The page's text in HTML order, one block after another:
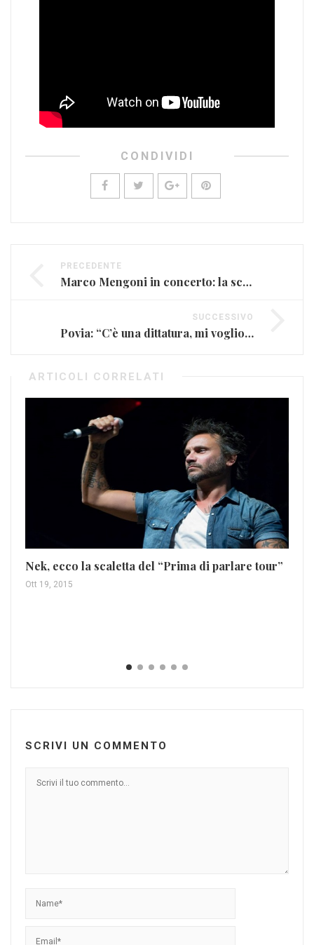
CONDIVIDI
PRECEDENTE
Marco Mengoni in concerto: la scaletta del #MengoniLive2015
SUCCESSIVO
Povia: “C’è una dittatura, mi vogliono mettere in cattiva luce”
ARTICOLI CORRELATI
Nek, ecco la scaletta del “Prima di parlare tour”
Ott 19, 2015
SCRIVI UN COMMENTO